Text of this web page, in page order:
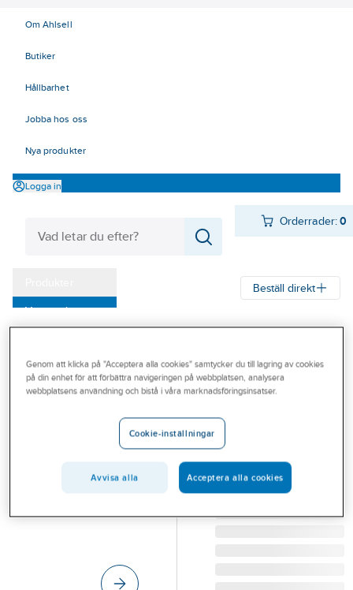
Om Ahlsell
Butiker
Hållbarhet
Jobba hos oss
Nya produkter
Logga in
Orderrader:0
Varumärken
Outlet
Branscher
Beställ direkt
HABO
WC-BEHÖR HABO
A262 ALUMINIUM SB
Lev. artikelnr: 18684
Genom att klicka på "Acceptera alla cookies" samtycker du till lagring av cookies
på din enhet för att förbättra navigeringen på webbplatsen, analysera
webbplatsens användning och bistå i våra marknadsföringsinsatser.
Cookie-inställningar
Avvisa alla Acceptera alla cookies